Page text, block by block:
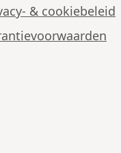
& cookiebeleid